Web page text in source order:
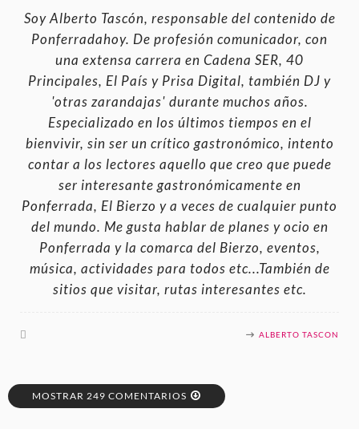
Soy Alberto Tascón, responsable del contenido de
Ponferradahoy. De profesión comunicador, con
una extensa carrera en Cadena SER, 40
Principales, El País y Prisa Digital, también DJ y
'otras zarandajas' durante muchos años.
Especializado en los últimos tiempos en el
bienvivir, sin ser un crítico gastronómico, intento
contar a los lectores aquello que creo que puede
ser interesante gastronómicamente en
Ponferrada, El Bierzo y a veces de cualquier punto
del mundo. Me gusta hablar de planes y ocio en
Ponferrada y la comarca del Bierzo, eventos,
música, actividades para todos etc...También de
sitios que visitar, rutas interesantes etc.
ALBERTO TASCON
MOSTRAR 249 COMENTARIOS